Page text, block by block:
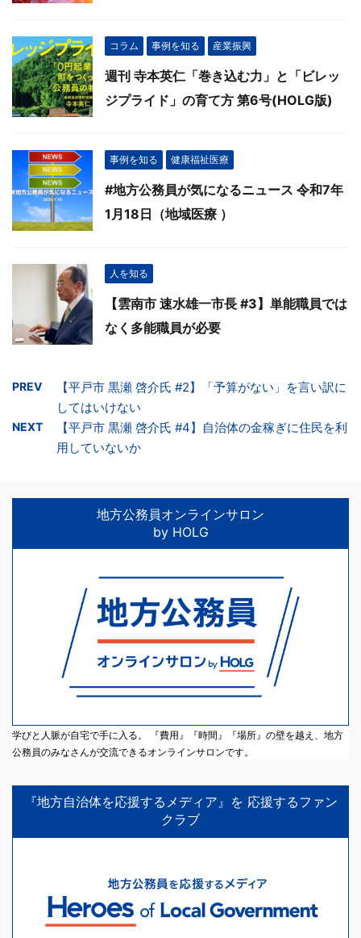
コラム 事例を知る 産業振興
週刊 寺本英仁「巻き込む力」と「ビレッ
ジプライド」の育て方 第6号(HOLG版)
事例を知る 健康福祉医療
#地方公務員が気になるニュース 令和7年
1月18日（地域医療 ）
人を知る
【雲南市 速水雄一市長 #3】単能職員では
なく多能職員が必要
PREV
【平戸市 黒瀬 啓介氏 #2】「予算がない」を言い訳に
してはいけない
NEXT
【平戸市 黒瀬 啓介氏 #4】自治体の金稼ぎに住民を利
用していないか
地方公務員オンラインサロン
by HOLG
学びと人脈が自宅で手に入る。 『費用』『時間』『場所』の壁を越え、地方
公務員のみなさんが交流できるオンラインサロンです。
『地方自治体を応援するメディア』を 応援するファン
クラブ